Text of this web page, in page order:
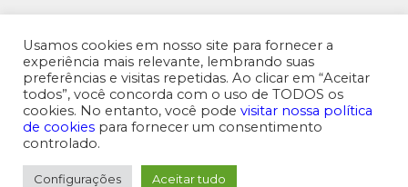
MENU SUPERIOR
Usamos cookies em nosso site para fornecer a
experiência mais relevante, lembrando suas
preferências e visitas repetidas. Ao clicar em “Aceitar
todos”, você concorda com o uso de TODOS os
cookies. No entanto, você pode visitar nossa política
de cookies para fornecer um consentimento
controlado.
Configurações Aceitar tudo